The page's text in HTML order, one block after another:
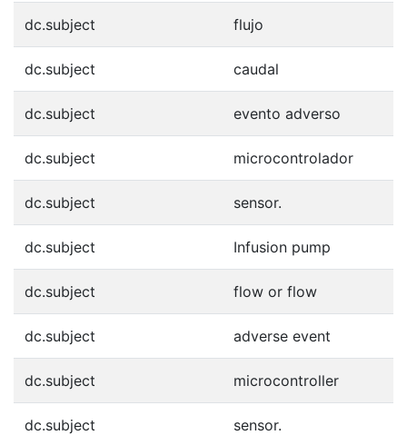
dc.subject flujo
dc.subject caudal
dc.subject evento adverso
dc.subject microcontrolador
dc.subject sensor.
dc.subject Infusion pump
dc.subject flow or flow
dc.subject adverse event
dc.subject microcontroller
dc.subject sensor.